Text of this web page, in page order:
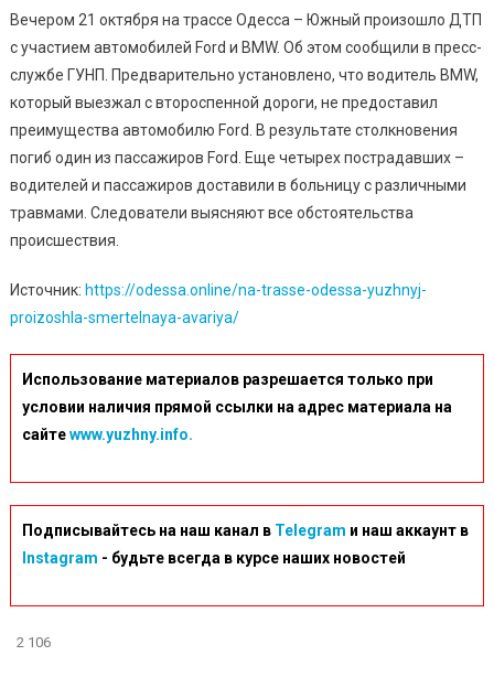
Южный
Вечером 21 октября на трассе Одесса – Южный произошло ДТП
с участием автомобилей Ford и BMW. Об этом сообщили в пресс-
службе ГУНП. Предварительно установлено, что водитель BMW,
который выезжал с второспенной дороги, не предоставил
преимущества автомобилю Ford. В результате столкновения
погиб один из пассажиров Ford. Еще четырех пострадавших –
водителей и пассажиров доставили в больницу с различными
травмами. Следователи выясняют все обстоятельства
происшествия.
Источник: https://odessa.online/na-trasse-odessa-yuzhnyj-
proizoshla-smertelnaya-avariya/
Использование материалов разрешается только при
условии наличия прямой ссылки на адрес материала на
сайтеwww.yuzhny.info.
Подписывайтесь на наш канал в Telegram и наш аккаунт в
Instagram - будьте всегда в курсе наших новостей
2 106